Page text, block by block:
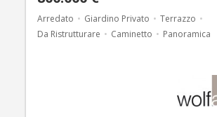
Arredato Giardino Privato
Terrazzo
Da Ristrutturare
Caminetto Panoramica